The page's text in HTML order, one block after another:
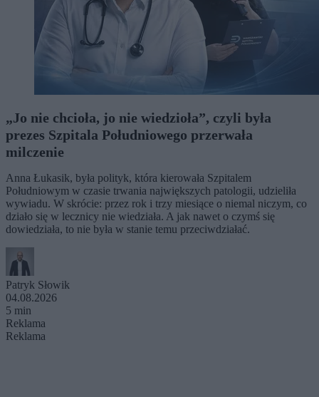
„Jo nie chcioła, jo nie wiedzioła”, czyli była
prezes Szpitala Południowego przerwała
milczenie
Anna Łukasik, była polityk, która kierowała Szpitalem
Południowym w czasie trwania największych patologii, udzieliła
wywiadu. W skrócie: przez rok i trzy miesiące o niemal niczym, co
działo się w lecznicy nie wiedziała. A jak nawet o czymś się
dowiedziała, to nie była w stanie temu przeciwdziałać.
Patryk Słowik
04.08.2026
5 min
Reklama
Reklama